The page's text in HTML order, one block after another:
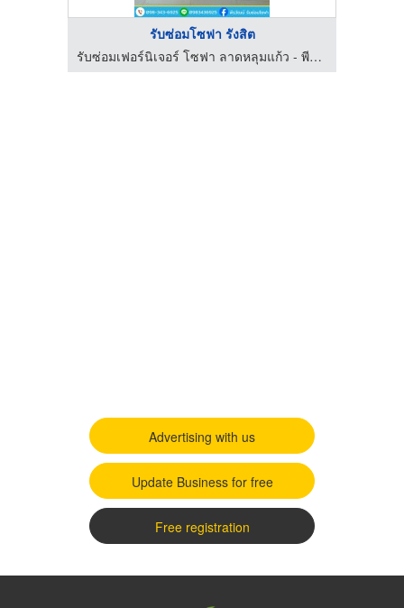
รับซ่อมโซฟา รังสิต
รับซ่อมเฟอร์นิเจอร์ โซฟา ลาดหลุมแก้ว - พีรวัฒน์
Advertising with us
Update Business for free
Free registration